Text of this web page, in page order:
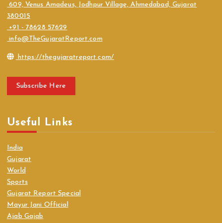
609, Venus Amadeus, Jodhpur Village, Ahmedabad, Gujarat
380015
+91 - 78628 57629
info@TheGujaratReport.com
https://thegujaratreport.com/
Subscribe Here
Useful Links
India
Gujarat
World
Sports
Gujarat Report Special
Mayur Jani Official
Ajab Gajab